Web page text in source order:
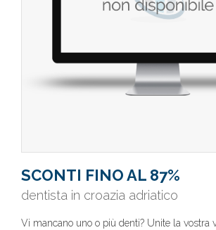
SCONTI FINO AL 87%
dentista in croazia adriatico
Vi mancano uno o più denti? Unite la vostra